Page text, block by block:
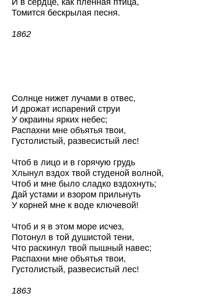
И в сердце, как пленная птица,
Томится бескрылая песня.
1862
Солнце нижет лучами в отвес,
И дрожат испарений струи
У окраины ярких небес;
Распахни мне объятья твои,
Густолистый, развесистый лес!
Чтоб в лицо и в горячую грудь
Хлынул вздох твой студеной волной,
Чтоб и мне было сладко вздохнуть;
Дай устами и взором прильнуть
У корней мне к воде ключевой!
Чтоб и я в этом море исчез,
Потонул в той душистой тени,
Что раскинул твой пышный навес;
Распахни мне объятья твои,
Густолистый, развесистый лес!
1863